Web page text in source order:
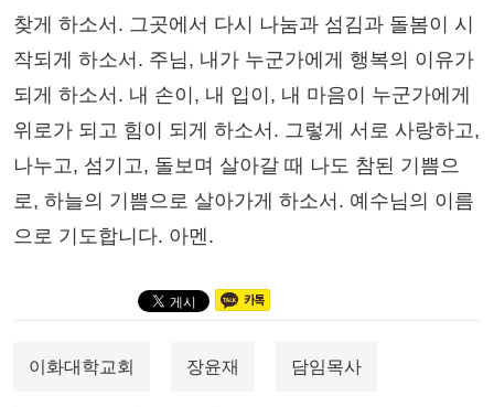
찾게 하소서. 그곳에서 다시 나눔과 섬김과 돌봄이 시
작되게 하소서. 주님, 내가 누군가에게 행복의 이유가
되게 하소서. 내 손이, 내 입이, 내 마음이 누군가에게
위로가 되고 힘이 되게 하소서. 그렇게 서로 사랑하고,
나누고, 섬기고, 돌보며 살아갈 때 나도 참된 기쁨으
로, 하늘의 기쁨으로 살아가게 하소서. 예수님의 이름
으로 기도합니다. 아멘.
이화대학교회 장윤재 담임목사